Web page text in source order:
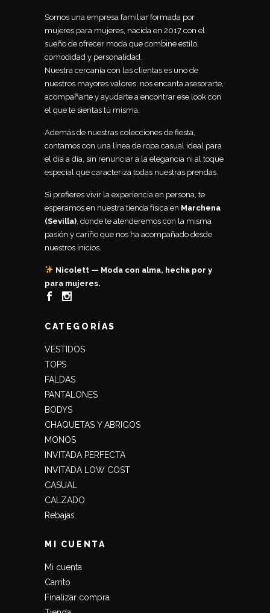
Somos una empresa familiar formada por
mujeres para mujeres, nacida en 2017 con el
sueño de ofrecer moda que combine estilo,
comodidad y personalidad.
Nuestra cercanía con las clientas es uno de
nuestros mayores valores: nos encanta asesorarte,
acompañarte y ayudarte a encontrar ese look con
el que te sientas tú misma.
Además de nuestras colecciones de fiesta,
contamos con una línea de ropa casual ideal para
el día a día, sin renunciar a la elegancia ni al toque
especial que caracteriza todas nuestras prendas.
Si prefieres vivir la experiencia en persona, te
esperamos en nuestra tienda física en Marchena
(Sevilla) , donde te atenderemos con la misma
pasión y cariño que nos ha acompañado desde
nuestros inicios.
Nicolett — Moda con alma, hecha por y
para mujeres.
CATEGORÍAS
VESTIDOS
TOPS
FALDAS
PANTALONES
BODYS
CHAQUETAS Y ABRIGOS
MONOS
INVITADA PERFECTA
INVITADA LOW COST
CASUAL
CALZADO
Rebajas
MI CUENTA
Mi cuenta
Carrito
Finalizar compra